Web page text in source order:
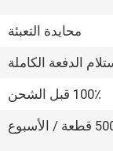
محايدة التعبئة
100٪ قبل الشحن
/ الأسبوع